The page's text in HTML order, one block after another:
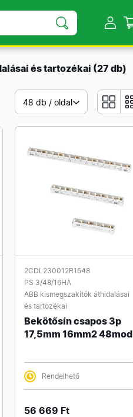
és tartozékai (27 db)
48 db / oldal
2CDL230012R1648
PS 3/48/16HA
ABB kismegszakítók áthidalásai
és tartozékai
Bekötősín csapos 3p
17,5mm 16mm2 48mod
Rendelhető
56 669 Ft